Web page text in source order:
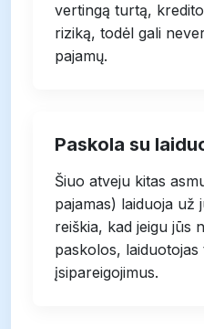
vertingą turtą,
riziką, todėl gali
pajamų.
Paskola su
Šiuo atveju kitas
pajamas) laiduoja už
reiškia, kad jeigu jūs
paskolos,
įsipareigojimus.